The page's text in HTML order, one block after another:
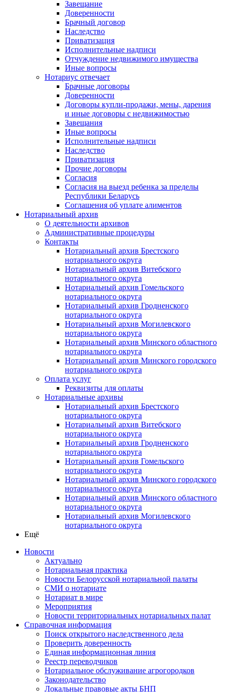
Завещание
Доверенности
Брачный договор
Наследство
Приватизация
Исполнительные надписи
Отчуждение недвижимого имущества
Иные вопросы
Нотариус отвечает
Брачные договоры
Доверенности
Договоры купли-продажи, мены, дарения
и иные договоры с недвижимостью
Завещания
Иные вопросы
Исполнительные надписи
Наследство
Приватизация
Прочие договоры
Согласия
Согласия на выезд ребенка за пределы
Республики Беларусь
Соглашения об уплате алиментов
Нотариальный архив
О деятельности архивов
Административные процедуры
Контакты
Нотариальный архив Брестского
нотариального округа
Нотариальный архив Витебского
нотариального округа
Нотариальный архив Гомельского
нотариального округа
Нотариальный архив Гродненского
нотариального округа
Нотариальный архив Могилевского
нотариального округа
Нотариальный архив Минского областного
нотариального округа
Нотариальный архив Минского городского
нотариального округа
Оплата услуг
Реквизиты для оплаты
Нотариальные архивы
Нотариальный архив Брестского
нотариального округа
Нотариальный архив Витебского
нотариального округа
Нотариальный архив Гродненского
нотариального округа
Нотариальный архив Гомельского
нотариального округа
Нотариальный архив Минского городского
нотариального округа
Нотариальный архив Минского областного
нотариального округа
Нотариальный архив Могилевского
нотариального округа
Ещё
Новости
Актуально
Нотариальная практика
Новости Белорусской нотариальной палаты
СМИ о нотариате
Нотариат в мире
Мероприятия
Новости территориальных нотариальных палат
Справочная информация
Поиск открытого наследственного дела
Проверить доверенность
Единая информационная линия
Реестр переводчиков
Нотариальное обслуживание агрогородков
Законодательство
Локальные правовые акты БНП